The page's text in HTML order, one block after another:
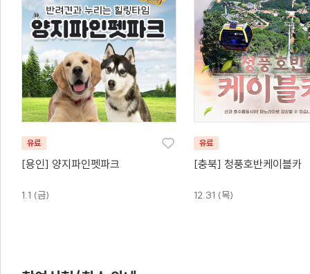
유료
[용인] 양지파인펫파크
1.1 (금)
유료
[충북] 청풍호반케이블카
12.31 (목)